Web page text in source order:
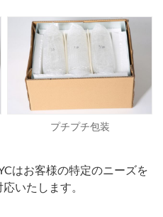
プチプチ包装
はお客様の特定のニーズを
いたします。